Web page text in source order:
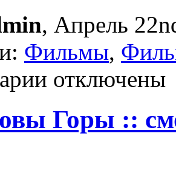
, Апрель
Фильмы,
отключены
Горы ::